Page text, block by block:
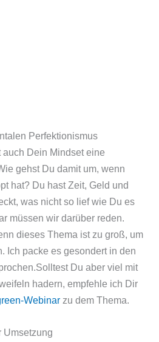
Perfektionismus
Dein Mindset eine
gehst Du damit um, wenn
hat? Du hast Zeit, Geld und
was nicht so lief wie Du es
müssen wir darüber reden.
dieses Thema ist zu groß, um
Ich packe es gesondert in den
Du aber viel mit
hadern, empfehle ich Dir
Webinar zu dem Thema.
Umsetzung